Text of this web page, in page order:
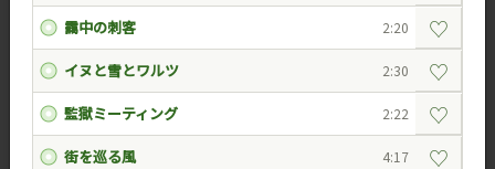
靄中の刺客 2:20 ♡
イヌと雪とワルツ 2:30 ♡
監獄ミーティング 2:22 ♡
街を巡る風 4:17 ♡